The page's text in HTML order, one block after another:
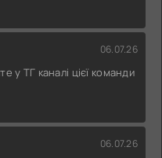
06.07.26
у ТГ каналі цієї команди
06.07.26